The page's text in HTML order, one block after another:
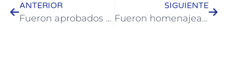
ANTERIOR
Fueron aprobados seis proyectos de Colón del programa Argentina Construye Solidaria
SIGUIENTE
Fueron homenajeados empleados municipales de Colón con 25 años de servicio